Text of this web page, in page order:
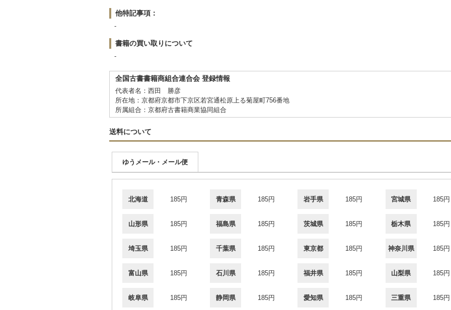
他特記事項：
-
書籍の買い取りについて
-
全国古書書籍商組合連合会 登録情報
代表者名：西田 勝彦
所在地：京都府京都市下京区若宮通松原上る菊屋町756番地
所属組合：京都府古書籍商業協同組合
送料について
ゆうメール・メール便
北海道 185円 青森県 185円 岩手県 185円 宮城県 185円
山形県 185円 福島県 185円 茨城県 185円 栃木県 185円
埼玉県 185円 千葉県 185円 東京都 185円 神奈川県 185円
富山県 185円 石川県 185円 福井県 185円 山梨県 185円
岐阜県 185円 静岡県 185円 愛知県 185円 三重県 185円